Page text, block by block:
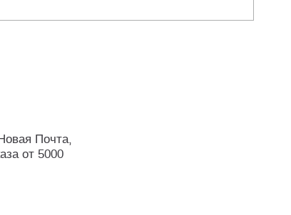
Почта,
от 5000